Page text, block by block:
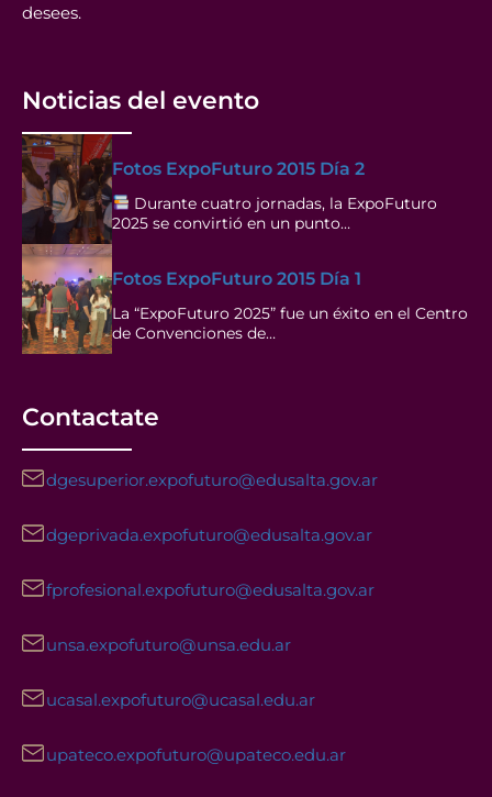
desees.
Noticias del evento
Fotos ExpoFuturo 2015 Día 2
Durante cuatro jornadas, la ExpoFuturo
2025 se convirtió en un punto…
Fotos ExpoFuturo 2015 Día 1
La “ExpoFuturo 2025” fue un éxito en el Centro
de Convenciones de…
Contactate
dgesuperior.expofuturo@edusalta.gov.ar
dgeprivada.expofuturo@edusalta.gov.ar
fprofesional.expofuturo@edusalta.gov.ar
unsa.expofuturo@unsa.edu.ar
ucasal.expofuturo@ucasal.edu.ar
upateco.expofuturo@upateco.edu.ar